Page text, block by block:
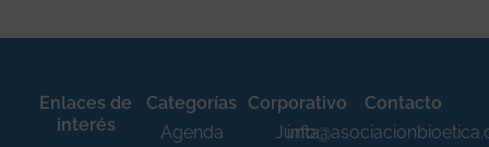
Enlaces de
interés
Categorías
Agenda
Corporativo
Junta
Contacto